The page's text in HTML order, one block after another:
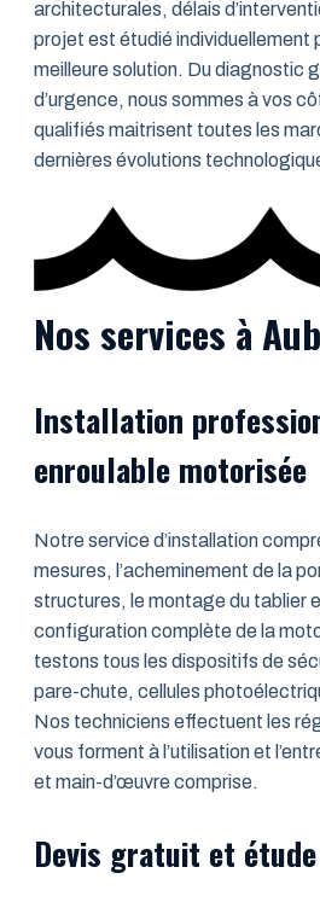
architecturales, délais
projet est étudié individuellement
meilleure solution. Du diagnostic
d’urgence, nous sommes à vos
qualifiés maitrisent toutes les
dernières évolutions
Nos services à
Installation
enroulable motorisée
Notre service d’installation
mesures, l’acheminement de la
structures, le montage du tablier
configuration complète de la
testons tous les dispositifs de
pare-chute, cellules
Nos techniciens effectuent les
vous forment à l’utilisation et
et main-d’œuvre comprise.
Devis gratuit et